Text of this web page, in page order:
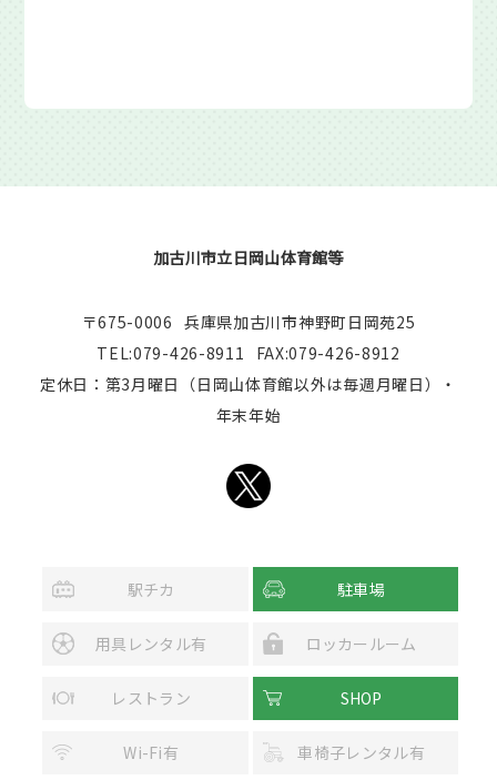
加古川市立日岡山体育館等
〒675-0006 兵庫県加古川市神野町日岡苑25
TEL:079-426-8911
FAX:079-426-8912
定休日：第3月曜日（日岡山体育館以外は毎週月曜日）・
年末年始
駅チカ 駐車場
用具レンタル有 ロッカールーム
レストラン SHOP
Wi-Fi有 車椅子レンタル有